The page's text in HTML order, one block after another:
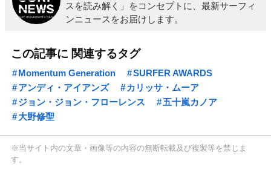
スを読み解く」をコンセプトに、最新サーフィ
ンニュースをお届けします。
この記事に 関連するタグ
Momentum Generation
SURFER AWARDS
アンディ・アイアンズ
カリッサ・ムーア
ジョン・ジョン・フローレンス
五十嵐カノア
大野修聖
※当サイト内の文章・画像等の内容の無断転載及び複製等を禁じま
す。